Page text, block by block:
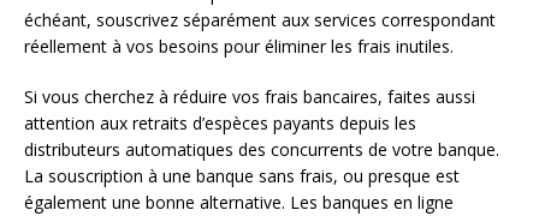
échéant, souscrivez séparément aux services correspondant
réellement à vos besoins pour éliminer les frais inutiles.
Si vous cherchez à réduire vos frais bancaires, faites aussi
attention aux retraits d’espèces payants depuis les
distributeurs automatiques des concurrents de votre banque.
La souscription à une banque sans frais, ou presque est
également une bonne alternative. Les banques en ligne